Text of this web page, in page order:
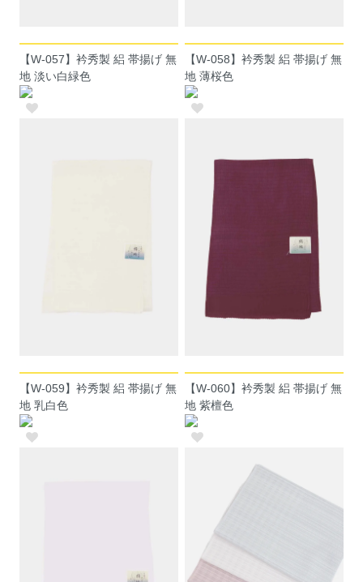
【W-057】衿秀製 絽 帯揚げ 無
地 淡い白緑色
【W-058】衿秀製 絽 帯揚げ 無
地 薄桜色
【W-059】衿秀製 絽 帯揚げ 無
地 乳白色
【W-060】衿秀製 絽 帯揚げ 無
地 紫檀色